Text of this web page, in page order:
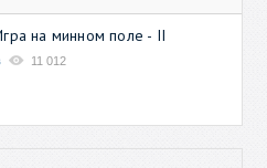
на минном поле - II
11 012